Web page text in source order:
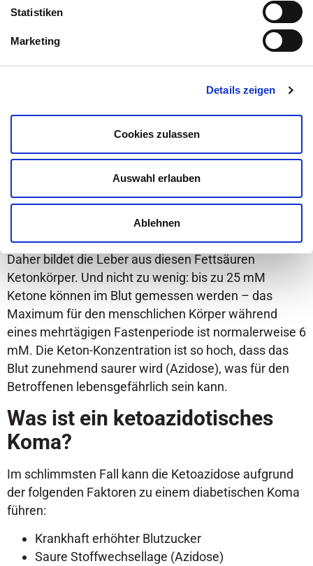
können.
Statistiken
Marketing
Details zeigen
Cookies zulassen
Auswahl erlauben
Ablehnen
einem starken Anstieg des Blutzuckers. Anstiege bis
zu 1500 mg/dl sind möglich – der normale Bereich
liegt bei 75-125 mg/dl.
Aufgrund des Insulinmangels (weil der Blutzucker
nicht in den Zellen landet) kommt es zu einer
Fettsäuren aus den Fettdepots verstärkt. Diese freien
Fettsäuren können jedoch aufgrund des stark
erhöhten Blutzuckers nicht wie normal
verstoffwechselt werden.
Daher bildet die Leber aus diesen Fettsäuren
Ketonkörper. Und nicht zu wenig: bis zu 25 mM
Ketone können im Blut gemessen werden – das
Maximum für den menschlichen Körper während
eines mehrtägigen Fastenperiode ist normalerweise 6
mM. Die Keton-Konzentration ist so hoch, dass das
Blut zunehmend saurer wird (Azidose), was für den
Betroffenen lebensgefährlich sein kann.
Was ist ein ketoazidotisches
Koma?
Im schlimmsten Fall kann die Ketoazidose aufgrund
der folgenden Faktoren zu einem diabetischen Koma
führen:
Krankhaft erhöhter Blutzucker
Saure Stoffwechsellage (Azidose)